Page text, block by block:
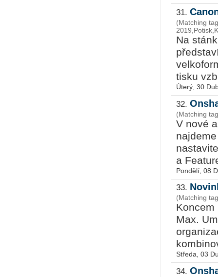
31.
(Matching
Na
tisku
Úterý, 30
32.
(Matching
V nové
a
Pondělí, 08
33.
(Matching
Max.
Středa, 03
34.